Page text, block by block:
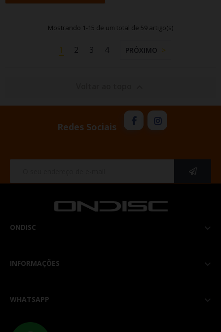
Mostrando 1-15 de um total de 59 artigo(s)
1 2 3 4 PRÓXIMO
Redes Sociais
ONDISC 
INFORMAÇÕES 
WHATSAPP 